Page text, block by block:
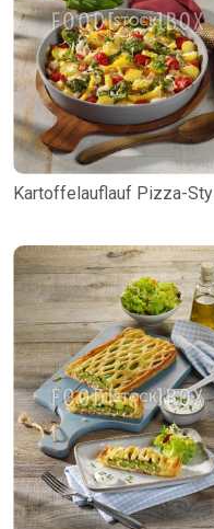
Kartoffelauflauf Pizza-